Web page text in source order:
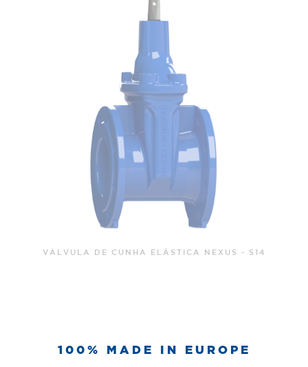
VÁLVULA DE CUNHA ELÁSTICA NEXUS - S15
100% MADE IN EUROPE